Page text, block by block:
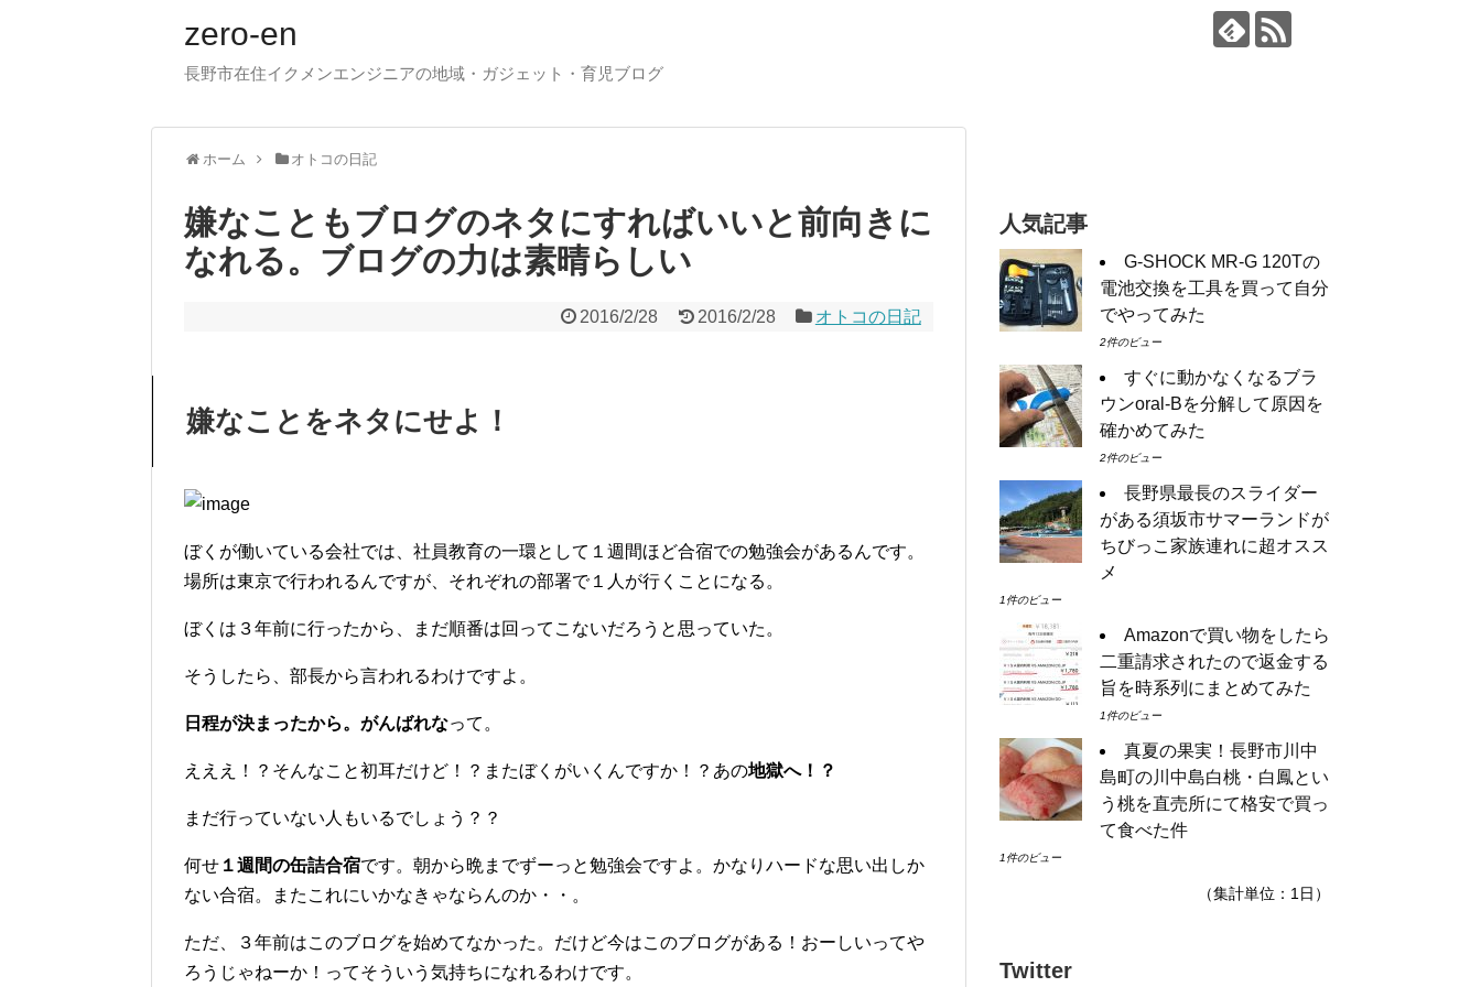
zero-en
長野市在住イクメンエンジニアの地域・ガジェット・育児ブログ
ホーム オトコの日記
嫌なこともブログのネタにすればいいと前向きに
なれる。ブログの力は素晴らしい
2016/2/28 2016/2/28 オトコの日記
嫌なことをネタにせよ！
ぼくが働いている会社では、社員教育の一環として１週間ほど合宿での勉強会があるんです。
場所は東京で行われるんですが、それぞれの部署で１人が行くことになる。
ぼくは３年前に行ったから、まだ順番は回ってこないだろうと思っていた。
そうしたら、部長から言われるわけですよ。
日程が決まったから。がんばれなって。
えええ！？そんなこと初耳だけど！？またぼくがいくんですか！？あの地獄へ！？
まだ行っていない人もいるでしょう？？
何せ １週間の缶詰合宿です。朝から晩までずーっと勉強会ですよ。かなりハードな思い出しか
ない合宿。またこれにいかなきゃならんのか・・。
ただ、３年前はこのブログを始めてなかった。だけど今はこのブログがある！おーしいってや
ろうじゃねーか！ってそういう気持ちになれるわけです。
人気記事
G-SHOCK MR-G 120Tの
電池交換を工具を買って自分
でやってみた
2件のビュー
すぐに動かなくなるブラ
ウンoral-Bを分解して原因を
確かめてみた
2件のビュー
長野県最長のスライダー
がある須坂市サマーランドが
ちびっこ家族連れに超オスス
メ
1件のビュー
Amazonで買い物をしたら
二重請求されたので返金する
旨を時系列にまとめてみた
1件のビュー
真夏の果実！長野市川中
島町の川中島白桃・白鳳とい
う桃を直売所にて格安で買っ
て食べた件
1件のビュー
（集計単位：1日）
Twitter